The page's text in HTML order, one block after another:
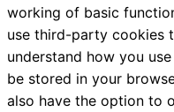
working of basic
use third-party cookies
understand how you
be stored in your
also have the option to